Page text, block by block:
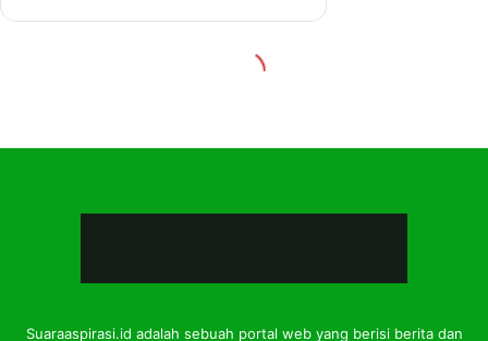
Suaraaspirasi.id adalah sebuah portal web yang berisi berita dan